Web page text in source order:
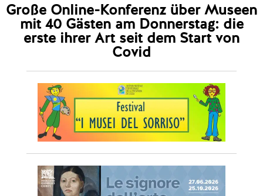
Große Online-Konferenz über Museen
mit 40 Gästen am Donnerstag: die
erste ihrer Art seit dem Start von
Covid